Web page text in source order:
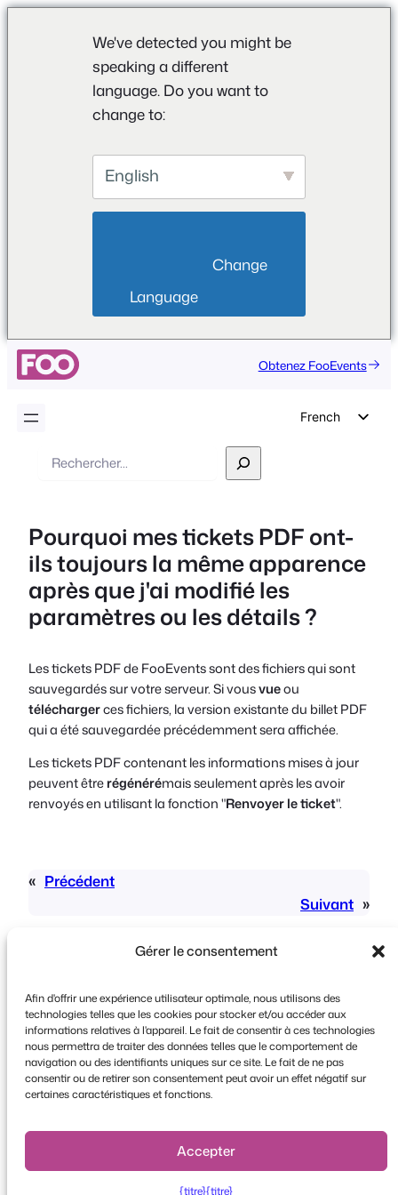
Gérer le consentement
Afin d'offrir une expérience utilisateur optimale, nous utilisons des
technologies telles que les cookies pour stocker et/ou accéder aux
informations relatives à l'appareil. Le fait de consentir à ces technologies
nous permettra de traiter des données telles que le comportement de
navigation ou des identifiants uniques sur ce site. Le fait de ne pas
consentir ou de retirer son consentement peut avoir un effet négatif sur
certaines caractéristiques et fonctions.
Accepter
{titre}{titre}
We've detected you might be
speaking a different
language. Do you want to
change to:
English
Language
Obtenez FooEvents
French
Spanish
Italian
Polish
Greek
Recherche
Pourquoi mes tickets PDF ont-
ils toujours la même apparence
après que j'ai modifié les
paramètres ou les détails ?
Les tickets PDF de FooEvents sont des fichiers qui sont
sauvegardés sur votre serveur. Si vousvueou
téléchargerces fichiers, la version existante du billet PDF
qui a été sauvegardée précédemment sera affichée.
Les tickets PDF contenant les informations mises à jour
peuvent êtrerégénérémais seulement après les avoir
renvoyés en utilisant la fonction "Renvoyer le ticket".
« Précédent
Suivant »
Copyright © 2026 FooEvents. Tous droits
réservés.
Déclaration de confidentialité